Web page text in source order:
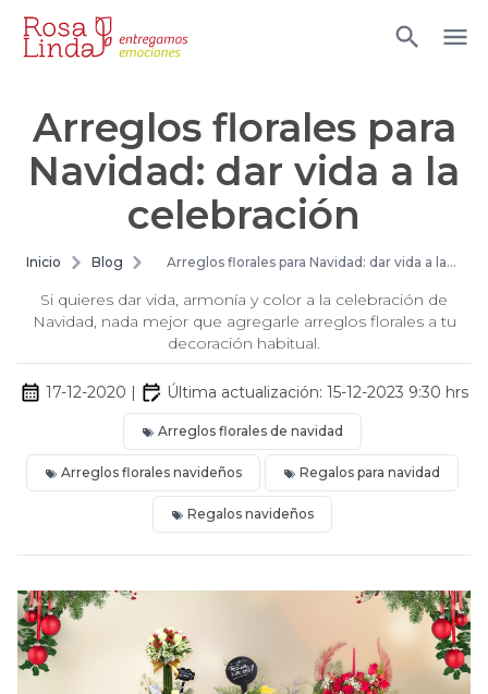
Arreglos florales para
Navidad: dar vida a la
celebración
Inicio Blog
Arreglos florales para Navidad: dar vida a la
Si quieres dar vida, armonía y color a la celebración de
Navidad, nada mejor que agregarle arreglos florales a tu
decoración habitual.
17-12-2020 | Última actualización: 15-12-2023 9:30 hrs
Arreglos florales de navidad
Arreglos florales navideños Regalos para navidad
Regalos navideños